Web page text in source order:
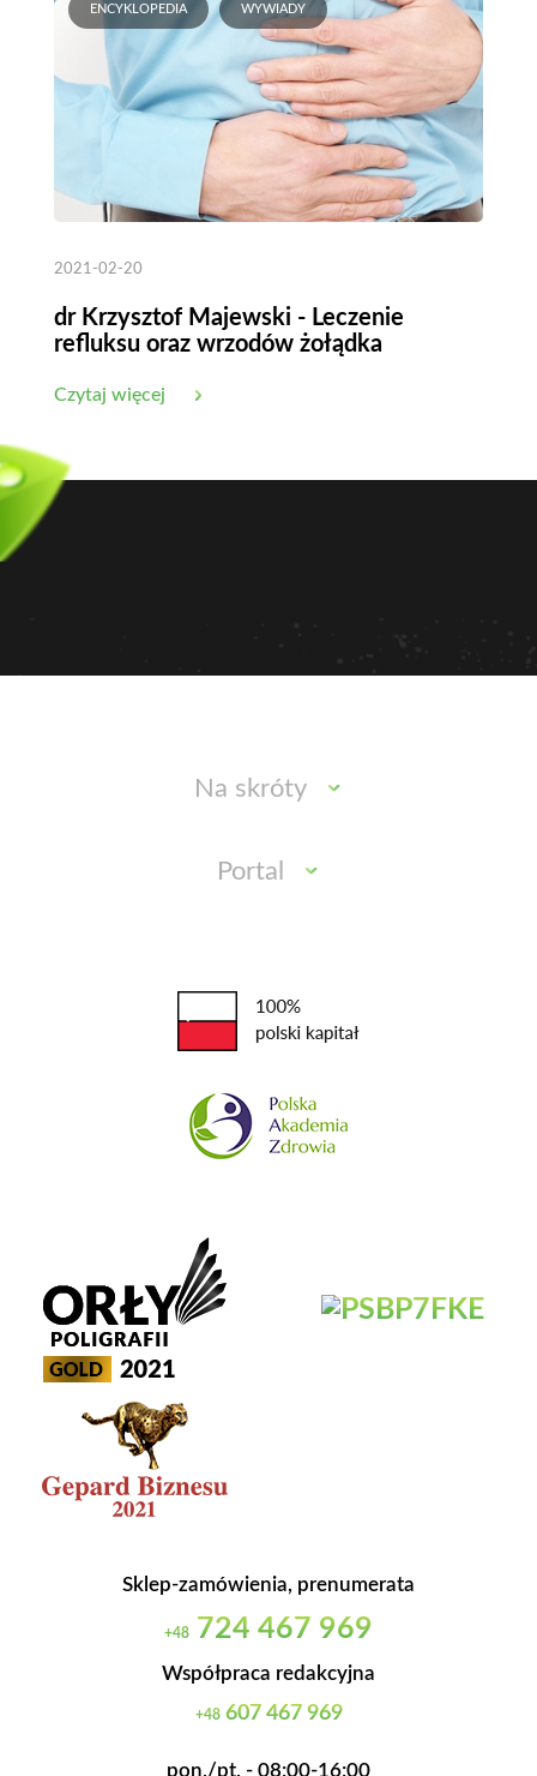
ENCYKLOPEDIA WYWIADY
2021-02-20
dr Krzysztof Majewski - Leczenie
refluksu oraz wrzodów żołądka
Czytaj więcej
Na skróty
Portal
Sklep-zamówienia, prenumerata
+48 724 467 969
Współpraca redakcyjna
+48607 467 969
pon./pt. - 08:00-16:00